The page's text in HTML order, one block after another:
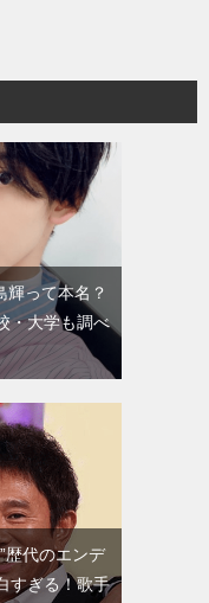
輝って本名？
・大学も調べ
歴代のエンデ
すぎる！歌手